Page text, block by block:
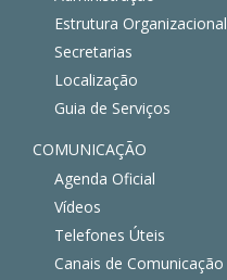
Estrutura Organizacional
Secretarias
Localização
Guia de Serviços
COMUNICAÇÃO
Agenda Oficial
Vídeos
Telefones Úteis
Canais de Comunicação